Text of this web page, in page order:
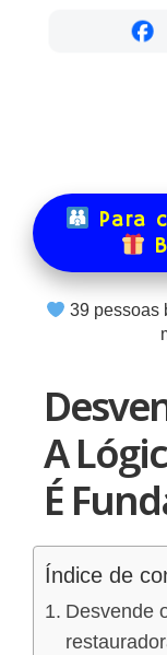
Para
39pessoas
A
É
Índice de
Desvende